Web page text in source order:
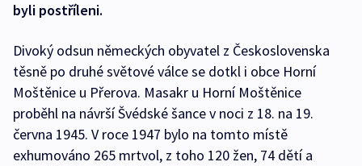
byli postříleni.
Divoký odsun německých obyvatel z Československa
těsně po druhé světové válce se dotkl i obce Horní
Moštěnice u Přerova. Masakr u Horní Moštěnice
proběhl na návrší Švédské šance v noci z 18. na 19.
června 1945. V roce 1947 bylo na tomto místě
exhumováno 265 mrtvol, z toho 120 žen, 74 dětí a